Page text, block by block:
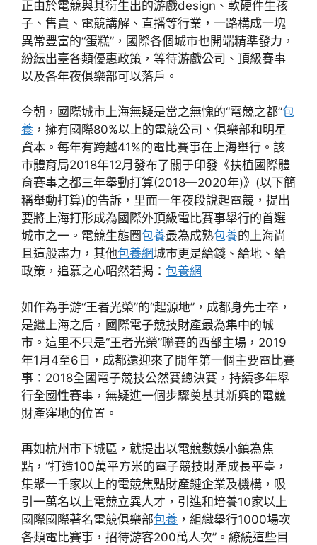
正由於電競與其衍生出的游戲design、軟硬件生孩
子、售賣、電競講解、直播等行業，一路構成一塊
異常豐富的“蛋糕”，國際各個城市也開端精準發力，
紛紜出臺各類優惠政策，等待游戲公司、頂級賽事
以及各年夜俱樂部可以落戶。
今朝，國際城市上海無疑是當之無愧的“電競之都”包
養 ，擁有國際80%以上的電競公司、俱樂部和明星
資本。每年有跨越41%的電比賽事在上海舉行。該
市體育局2018年12月發布了關于印發《扶植國際體
育賽事之都三年舉動打算(2018—2020年)》(以下簡
稱舉動打算)的告訴，里面一年夜段說起電競，提出
要將上海打形成為國際外頂級電比賽事舉行的首選
城市之一。電競生態圈包養最為成熟包養的上海尚
且這般盡力，其他包養網城市更是給錢、給地、給
政策，追慕之心昭然若揭： 包養網
如作為手游“王者光榮”的“起源地”，成都身先士卒，
是繼上海之后，國際電子競技財產最為集中的城
市。這里不只是“王者光榮”聯賽的西部主場，2019
年1月4至6日，成都還迎來了開年第一個主要電比賽
事：2018全國電子競技公然賽總決賽，持續多年舉
行全國性賽事，無疑進一個步驟奠基其新興的電競
財產窪地的位置。
再如杭州市下城區，就提出以電競數娛小鎮為焦
點，“打造100萬平方米的電子競技財產成長平臺，
集聚一千家以上的電競焦點財產鏈企業及機構，吸
引一萬名以上電競立異人才，引進和培養10家以上
國際國際著名電競俱樂部包養 ，組織舉行1000場次
各類電比賽事，招待游客200萬人次”。繚繞這些目